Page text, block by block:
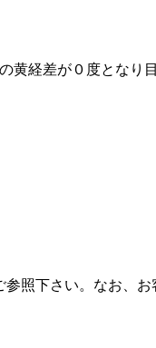
経差が０度とな
照下さい。なお、